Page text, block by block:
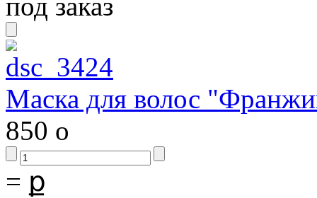
под заказ
Маска для волос
850 o
= ք